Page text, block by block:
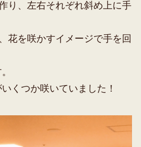
り、左右それぞれ斜め上に手
花を咲かすイメージで手を回
くつか咲いていました！